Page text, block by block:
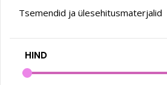
Tsemendid ja ülesehitusmaterjalid
HIND